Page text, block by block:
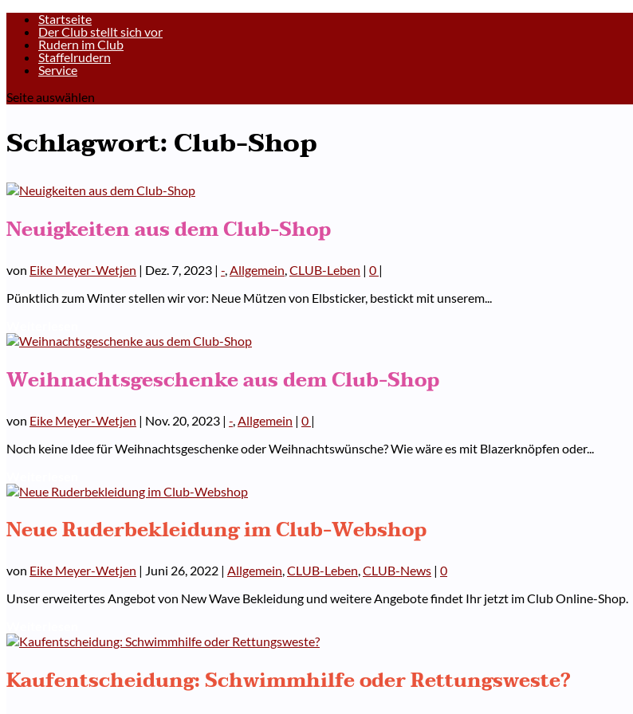
Startseite
Der Club stellt sich vor
Rudern im Club
Staffelrudern
Service
Seite auswählen
Schlagwort:Club-Shop
Neuigkeiten aus dem Club-Shop
von Eike Meyer-Wetjen | Dez. 7, 2023 | - Allgemein CLUB-Leben | 0 |
Pünktlich zum Winter stellen wir vor: Neue Mützen von Elbsticker, bestickt mit unserem...
Weihnachtsgeschenke aus dem Club-Shop
von Eike Meyer-Wetjen | Nov. 20, 2023 | - Allgemein | 0 |
Noch keine Idee für Weihnachtsgeschenke oder Weihnachtswünsche? Wie wäre es mit Blazerknöpfen oder...
Neue Ruderbekleidung im Club-Webshop
von Eike Meyer-Wetjen | Juni 26, 2022 | Allgemein,CLUB-Leben,CLUB-News | 0
Unser erweitertes Angebot von New Wave Bekleidung und weitere Angebote findet Ihr jetzt im Club Online-Shop.
Kaufentscheidung: Schwimmhilfe oder Rettungsweste?